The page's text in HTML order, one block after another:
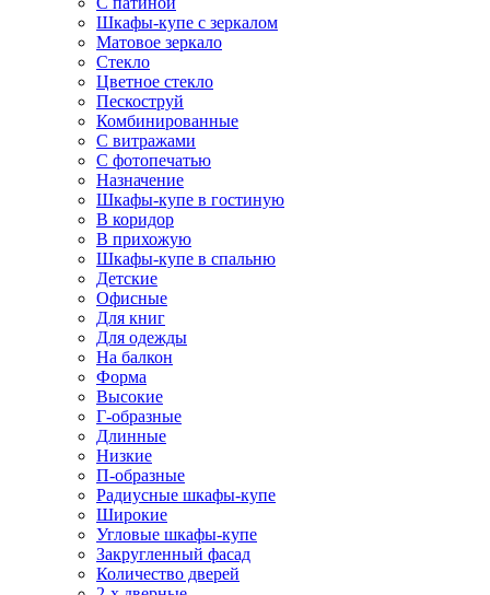
Шкафы-купе с зеркалом
Матовое зеркало
Стекло
Цветное стекло
Пескоструй
Комбинированные
С витражами
С фотопечатью
Назначение
Шкафы-купе в гостиную
В коридор
В прихожую
Шкафы-купе в спальню
Детские
Офисные
Для книг
Для одежды
На балкон
Форма
Высокие
Г-образные
Длинные
Низкие
П-образные
Радиусные шкафы-купе
Широкие
Угловые шкафы-купе
Закругленный фасад
Количество дверей